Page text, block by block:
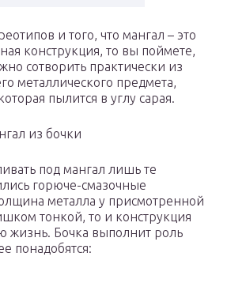
и того, что мангал – это
конструкция, то вы поймете,
сотворить практически из
металлического предмета,
пылится в углу сарая.
из бочки
под мангал лишь те
горюче-смазочные
металла у присмотренной
тонкой, то и конструкция
жизнь. Бочка выполнит роль
понадобятся: